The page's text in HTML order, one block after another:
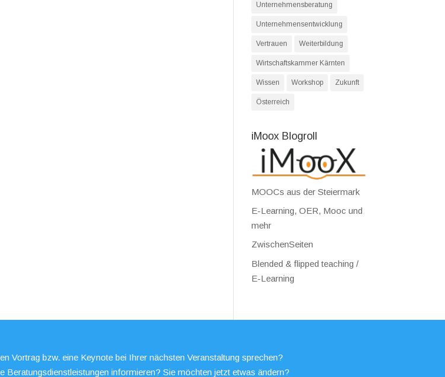
Unternehmensberatung
Unternehmensentwicklung
Vertrauen Weiterbildung
Wirtschaftskammer Kärnten
Wissen Workshop Zukunft
Österreich
iMoox Blogroll
MOOCs aus der Steiermark
E-Learning, OER, Mooc und
mehr
ZwischenSeiten
Blended & flipped teaching /
E-Learning
Vortrag bzw. eine Keynote bei Ihrer nächsten Veranstaltung sprechen?
Beratungsdienstleistungen informieren? Sie möchten jetzt etwas ändern?